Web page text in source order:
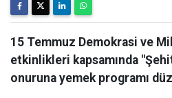
15 Temmuz Demokrasi ve
etkinlikleri kapsamında
onuruna yemek programı